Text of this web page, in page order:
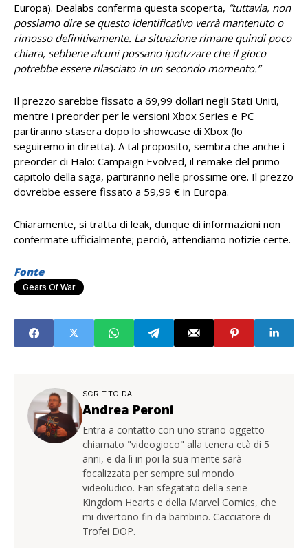
Europa). Dealabs conferma questa scoperta, “tuttavia, non
possiamo dire se questo identificativo verrà mantenuto o
rimosso definitivamente. La situazione rimane quindi poco
chiara, sebbene alcuni possano ipotizzare che il gioco
potrebbe essere rilasciato in un secondo momento.”
Il prezzo sarebbe fissato a 69,99 dollari negli Stati Uniti,
mentre i preorder per le versioni Xbox Series e PC
partiranno stasera dopo lo showcase di Xbox (lo
seguiremo in diretta). A tal proposito, sembra che anche i
preorder di Halo: Campaign Evolved, il remake del primo
capitolo della saga, partiranno nelle prossime ore. Il prezzo
dovrebbe essere fissato a 59,99 € in Europa.
Chiaramente, si tratta di leak, dunque di informazioni non
confermate ufficialmente; perciò, attendiamo notizie certe.
Fonte
Gears Of War
SCRITTO DA
Andrea Peroni
Entra a contatto con uno strano oggetto
chiamato "videogioco" alla tenera età di 5
anni, e da lì in poi la sua mente sarà
focalizzata per sempre sul mondo
videoludico. Fan sfegatato della serie
Kingdom Hearts e della Marvel Comics, che
mi divertono fin da bambino. Cacciatore di
Trofei DOP.